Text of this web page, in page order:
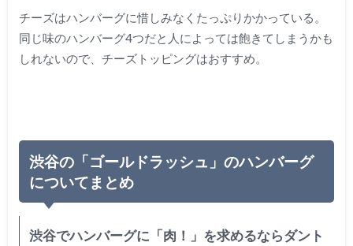
チーズはハンバーグに惜しみなくたっぷりかかっている。
同じ味のハンバーグ4つだと人によっては飽きてしまうかも
しれないので、チーズトッピングはおすすめ。
渋谷の「ゴールドラッシュ」のハンバーグ
についてまとめ
渋谷でハンバーグに「肉！」を求めるならダント